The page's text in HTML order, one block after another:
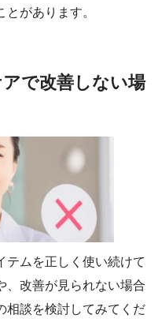
があります。
で改善しない場
テムを正しく使い続けて
、改善が見られない場合
相談を検討してみてくだ